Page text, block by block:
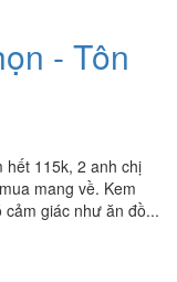
- Tôn
hết 115k, 2 anh chị
mang về. Kem
giác như ăn đồ...